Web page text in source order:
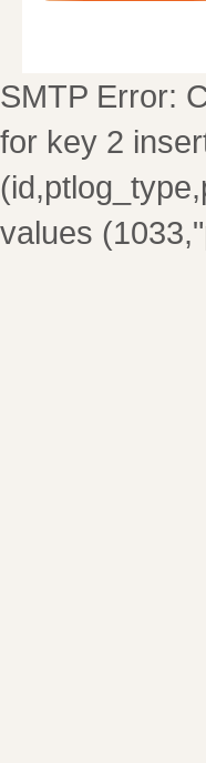
SMTP Error:
for key 2
values